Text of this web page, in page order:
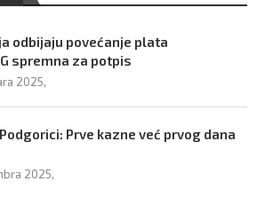
odbijaju povećanje plata
spremna za potpis
2025,
Prve kazne već prvog dana
2025,